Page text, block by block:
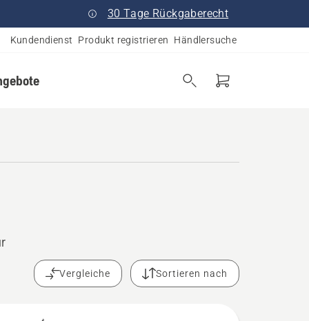
30 Tage Rückgaberecht
Kundendienst Produkt registrieren Händlersuche
Vergleiche Sortieren nach